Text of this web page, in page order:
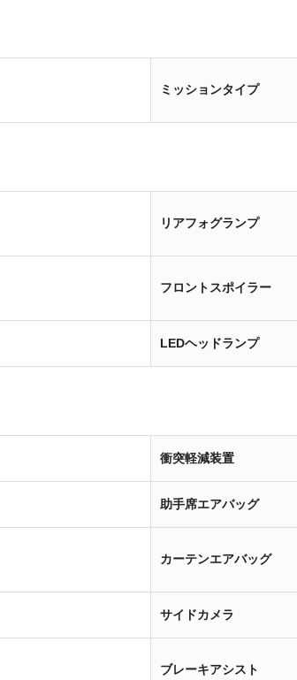
ミッションタイプ
リアフォグランプ
フロントスポイラー
LEDヘッドランプ
衝突軽減装置
助手席エアバッグ
カーテンエアバッグ
サイドカメラ
ブレーキアシスト